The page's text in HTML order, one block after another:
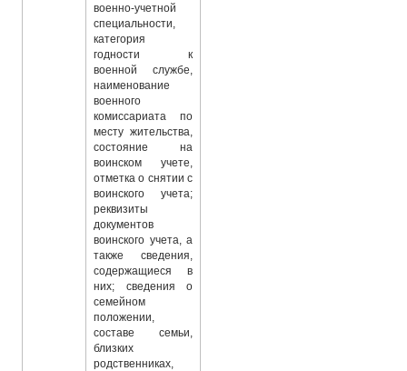
военно-учетной
специальности,
категория
годности к
военной службе,
наименование
военного
комиссариата по
месту жительства,
состояние на
воинском учете,
отметка о снятии с
воинского учета;
реквизиты
документов
воинского учета, а
также сведения,
содержащиеся в
них; сведения о
семейном
положении,
составе семьи,
близких
родственниках,